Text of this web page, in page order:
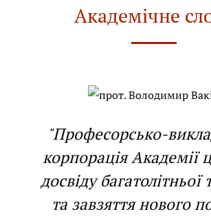
Академічне
"Професорсько-
корпорація Академії
досвіду багатолітньої
та завзяття нового